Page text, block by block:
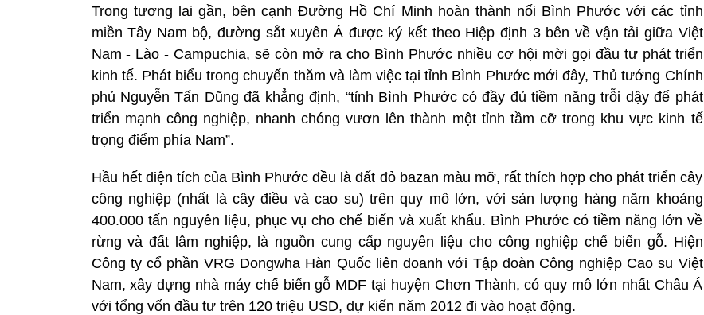
Trong tương lai gần, bên cạnh Đường Hồ Chí Minh hoàn thành nối Bình Phước với các tỉnh
miền Tây Nam bộ, đường sắt xuyên Á được ký kết theo Hiệp định 3 bên về vận tải giữa Việt
Nam - Lào - Campuchia, sẽ còn mở ra cho Bình Phước nhiều cơ hội mời gọi đầu tư phát triển
kinh tế. Phát biểu trong chuyến thăm và làm việc tại tỉnh Bình Phước mới đây, Thủ tướng Chính
phủ Nguyễn Tấn Dũng đã khẳng định, “tỉnh Bình Phước có đầy đủ tiềm năng trỗi dậy để phát
triển mạnh công nghiệp, nhanh chóng vươn lên thành một tỉnh tầm cỡ trong khu vực kinh tế
trọng điểm phía Nam”.
Hầu hết diện tích của Bình Phước đều là đất đỏ bazan màu mỡ, rất thích hợp cho phát triển cây
công nghiệp (nhất là cây điều và cao su) trên quy mô lớn, với sản lượng hàng năm khoảng
400.000 tấn nguyên liệu, phục vụ cho chế biến và xuất khẩu. Bình Phước có tiềm năng lớn về
rừng và đất lâm nghiệp, là nguồn cung cấp nguyên liệu cho công nghiệp chế biến gỗ. Hiện
Công ty cổ phần VRG Dongwha Hàn Quốc liên doanh với Tập đoàn Công nghiệp Cao su Việt
Nam, xây dựng nhà máy chế biến gỗ MDF tại huyện Chơn Thành, có quy mô lớn nhất Châu Á
với tổng vốn đầu tư trên 120 triệu USD, dự kiến năm 2012 đi vào hoạt động.